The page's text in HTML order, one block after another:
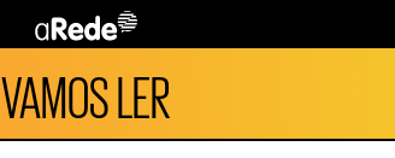
VAMOS LER